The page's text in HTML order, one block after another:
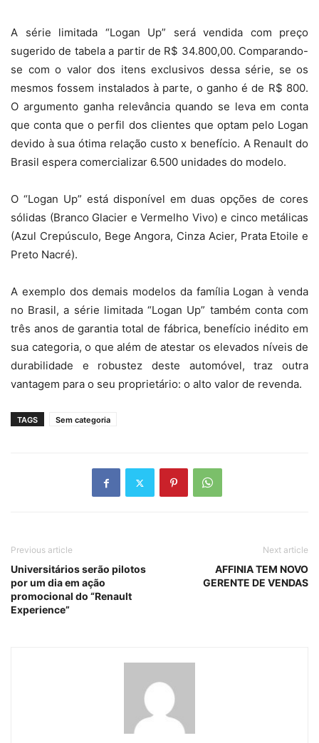
A série limitada “Logan Up” será vendida com preço
sugerido de tabela a partir de R$ 34.800,00. Comparando-
se com o valor dos itens exclusivos dessa série, se os
mesmos fossem instalados à parte, o ganho é de R$ 800.
O argumento ganha relevância quando se leva em conta
que conta que o perfil dos clientes que optam pelo Logan
devido à sua ótima relação custo x benefício. A Renault do
Brasil espera comercializar 6.500 unidades do modelo.
O “Logan Up” está disponível em duas opções de cores
sólidas (Branco Glacier e Vermelho Vivo) e cinco metálicas
(Azul Crepúsculo, Bege Angora, Cinza Acier, Prata Etoile e
Preto Nacré).
A exemplo dos demais modelos da família Logan à venda
no Brasil, a série limitada “Logan Up” também conta com
três anos de garantia total de fábrica, benefício inédito em
sua categoria, o que além de atestar os elevados níveis de
durabilidade e robustez deste automóvel, traz outra
vantagem para o seu proprietário: o alto valor de revenda.
TAGS Sem categoria
Previous article
Universitários serão pilotos
por um dia em ação
promocional do “Renault
Experience”
Next article
AFFINIA TEM NOVO
GERENTE DE VENDAS